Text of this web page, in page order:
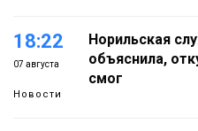
18:22
07 августа
Новости
Норильская
объяснила,
смог